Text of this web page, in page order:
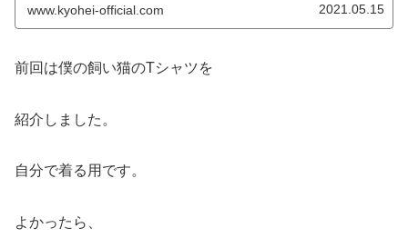
www.kyohei-official.com 2021.05.15
前回は僕の飼い猫のTシャツを
紹介しました。
自分で着る用です。
よかったら、